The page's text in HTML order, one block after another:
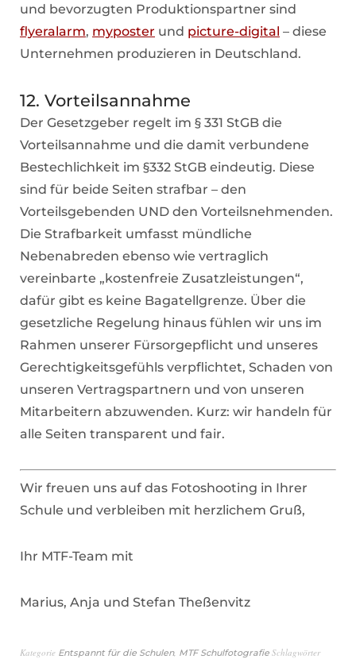
und bevorzugten Produktionspartner sind
flyeralarm, myposter und picture-digital – diese
Unternehmen produzieren in Deutschland.
12. Vorteilsannahme
Der Gesetzgeber regelt im § 331 StGB die
Vorteilsannahme und die damit verbundene
Bestechlichkeit im §332 StGB eindeutig. Diese
sind für beide Seiten strafbar – den
Vorteilsgebenden UND den Vorteilsnehmenden.
Die Strafbarkeit umfasst mündliche
Nebenabreden ebenso wie vertraglich
vereinbarte „kostenfreie Zusatzleistungen“,
dafür gibt es keine Bagatellgrenze. Über die
gesetzliche Regelung hinaus fühlen wir uns im
Rahmen unserer Fürsorgepflicht und unseres
Gerechtigkeitsgefühls verpflichtet, Schaden von
unseren Vertragspartnern und von unseren
Mitarbeitern abzuwenden. Kurz: wir handeln für
alle Seiten transparent und fair.
Wir freuen uns auf das Fotoshooting in Ihrer
Schule und verbleiben mit herzlichem Gruß,
Ihr MTF-Team mit
Marius, Anja und Stefan Theßenvitz
Kategorie Entspannt für die Schulen, MTF Schulfotografie Schlagwörter